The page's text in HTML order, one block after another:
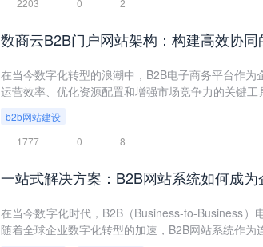
2203
0 2
数商云B2B门户网站架构：构建高效协
在当今数字化转型的浪潮中，B2B电子商务平台作
运营效率、优化资源配置和增强市场竞争力的关键
业实现供应链的数字化升级和业务的全面优化。
b2b网站建设
1777
0 8
一站式解决方案：B2B网站系统如何成
在当今数字化时代，B2B（Business-to-Business）
随着全球企业数字化转型的加速，B2B网站系统作